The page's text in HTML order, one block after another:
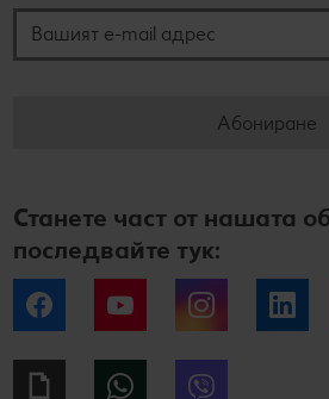
Абониране
Станете част от нашата
последвайте тук:
Facebook YouTube Instagram
Giphy WhatsApp